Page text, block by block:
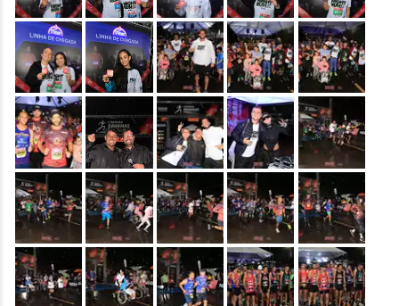
&nbsp; &nbsp; &nbsp; &nbsp; &nbsp;
&nbsp; &nbsp; &nbsp; &nbsp; &nbsp;
&nbsp; &nbsp; &nbsp; &nbsp; &nbsp;
&nbsp; &nbsp; &nbsp; &nbsp; &nbsp;